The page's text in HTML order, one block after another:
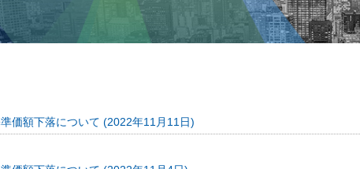
価額下落について (2022年11月11日)